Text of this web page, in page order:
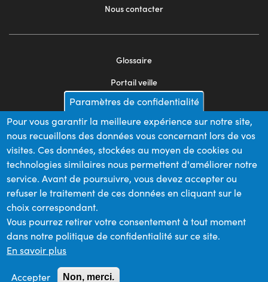
Nous contacter
2
Glossaire
Portail veille
Mentions légales
Appels d'offres
Plan du site
Nos financeurs
Membre du
Paramètres de confidentialité
Pour vous garantir la meilleure expérience sur notre site,
nous recueillons des données vous concernant lors de vos
visites. Ces données, stockées au moyen de cookies ou
technologies similaires nous permettent d'améliorer notre
service. Avant de poursuivre, vous devez accepter ou
refuser le traitement de ces données en cliquant sur le
choix correspondant.
Vous pourrez retirer votre consentement à tout moment
dans notre politique de confidentialité sur ce site.
En savoir plus
Accepter Non, merci.